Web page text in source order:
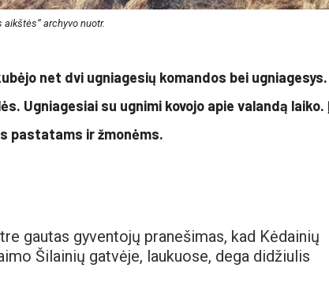
aikštės“ archyvo nuotr.
net dvi ugniagesių komandos bei ugniagesys.
Ugniagesiai su ugnimi kovojo apie valandą laiko.
pastatams ir žmonėms.
gautas gyventojų pranešimas, kad Kėdainių
Šilainių gatvėje, laukuose, dega didžiulis